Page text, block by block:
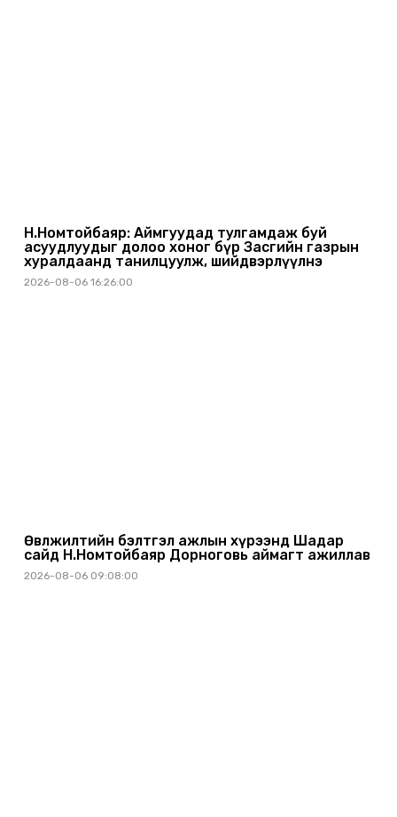
Н.Номтойбаяр: Аймгуудад тулгамдаж буй
асуудлуудыг долоо хоног бүр Засгийн газрын
хуралдаанд танилцуулж, шийдвэрлүүлнэ
2026-08-06 16:26:00
Өвөлжилтийн бэлтгэл ажлын хүрээнд Шадар
сайд Н.Номтойбаяр Дорноговь аймагт ажиллав
2026-08-06 09:08:00